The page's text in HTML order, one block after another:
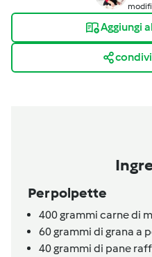
Aggiungi
Per polpette
400grammi carne di
60grammi di grana a
40grammi di pane